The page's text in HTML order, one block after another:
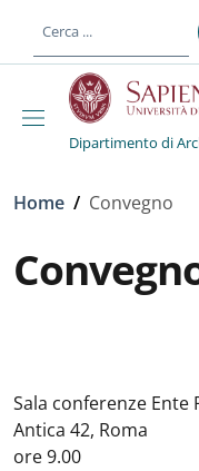
al contenuto
Dipartimento di
Briciole di pane
Home / Convegno
Sala conferenze Ente
Antica 42, Roma
ore 9.00